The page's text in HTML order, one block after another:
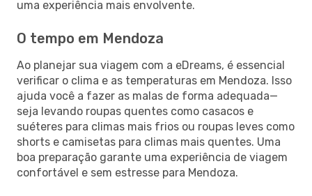
uma experiência mais envolvente.
O tempo em Mendoza
Ao planejar sua viagem com a eDreams, é essencial
verificar o clima e as temperaturas em Mendoza. Isso
ajuda você a fazer as malas de forma adequada—
seja levando roupas quentes como casacos e
suéteres para climas mais frios ou roupas leves como
shorts e camisetas para climas mais quentes. Uma
boa preparação garante uma experiência de viagem
confortável e sem estresse para Mendoza.